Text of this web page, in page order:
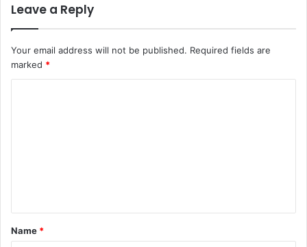
Leave a Reply
Your email address will not be published. Required fields are
marked *
Name *